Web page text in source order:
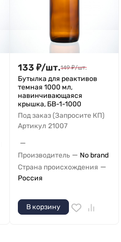
133 ₽/шт.149 ₽/шт.
Бутылка для реактивов
темная 1000 мл,
навинчивающаяся
крышка, БВ-1-1000
Под заказ (Запросите КП)
Артикул 21007
—
Производитель — No brand
Страна происхождения —
Россия
В корзину